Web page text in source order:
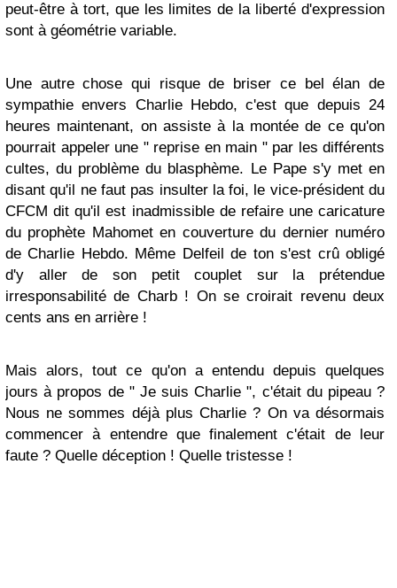
peut-être à tort, que les limites de la liberté d'expression
sont à géométrie variable.
Une autre chose qui risque de briser ce bel élan de
sympathie envers Charlie Hebdo, c'est que depuis 24
heures maintenant, on assiste à la montée de ce qu'on
pourrait appeler une " reprise en main " par les différents
cultes, du problème du blasphème. Le Pape s'y met en
disant qu'il ne faut pas insulter la foi, le vice-président du
CFCM dit qu'il est inadmissible de refaire une caricature
du prophète Mahomet en couverture du dernier numéro
de Charlie Hebdo. Même Delfeil de ton s'est crû obligé
d'y aller de son petit couplet sur la prétendue
irresponsabilité de Charb ! On se croirait revenu deux
cents ans en arrière !
Mais alors, tout ce qu'on a entendu depuis quelques
jours à propos de " Je suis Charlie ", c'était du pipeau ?
Nous ne sommes déjà plus Charlie ? On va désormais
commencer à entendre que finalement c'était de leur
faute ? Quelle déception ! Quelle tristesse !